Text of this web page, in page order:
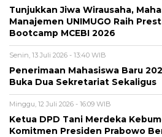
Tunjukkan Jiwa Wirausaha,
Manajemen UNIMUGO Raih
Bootcamp MCEBI 2026
Senin, 13 Juli 2026 - 13:40 WIB
Penerimaan Mahasiswa Baru
Buka Dua Sekretariat Sekaligus
Minggu, 12 Juli 2026 - 16:09 WIB
Ketua DPD Tani Merdeka
Komitmen Presiden Prabowo